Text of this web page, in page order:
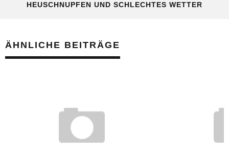
HEUSCHNUPFEN UND SCHLECHTES WETTER
ÄHNLICHE BEITRÄGE